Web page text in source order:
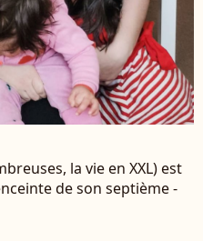
la vie en XXL) est
de son septième -